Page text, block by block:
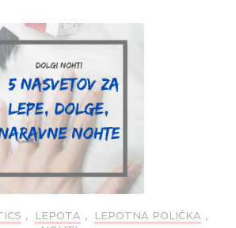
, LEPOTA , LEPOTNA POLIČKA ,